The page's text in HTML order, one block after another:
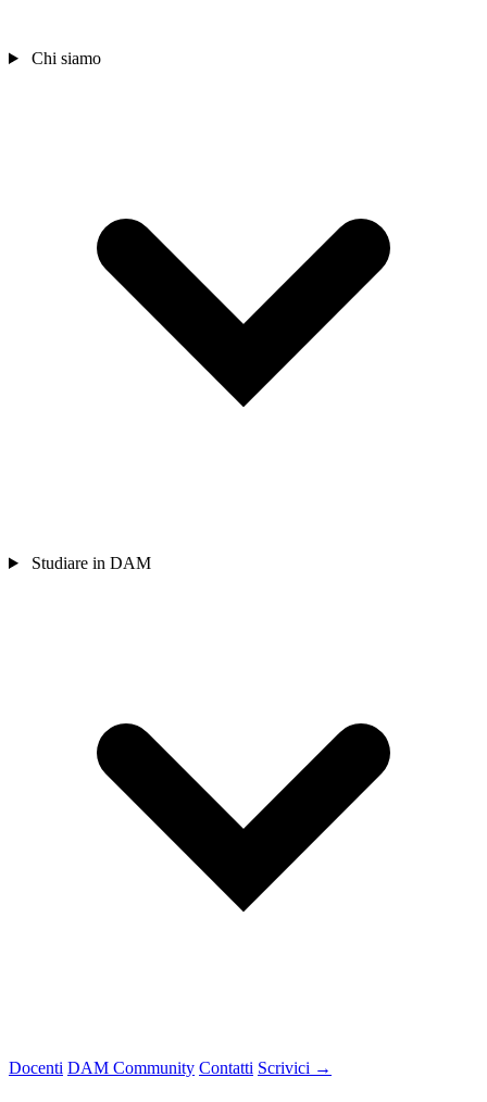
Chi siamo
Studiare in DAM
Docenti DAM Community Contatti Scrivici →